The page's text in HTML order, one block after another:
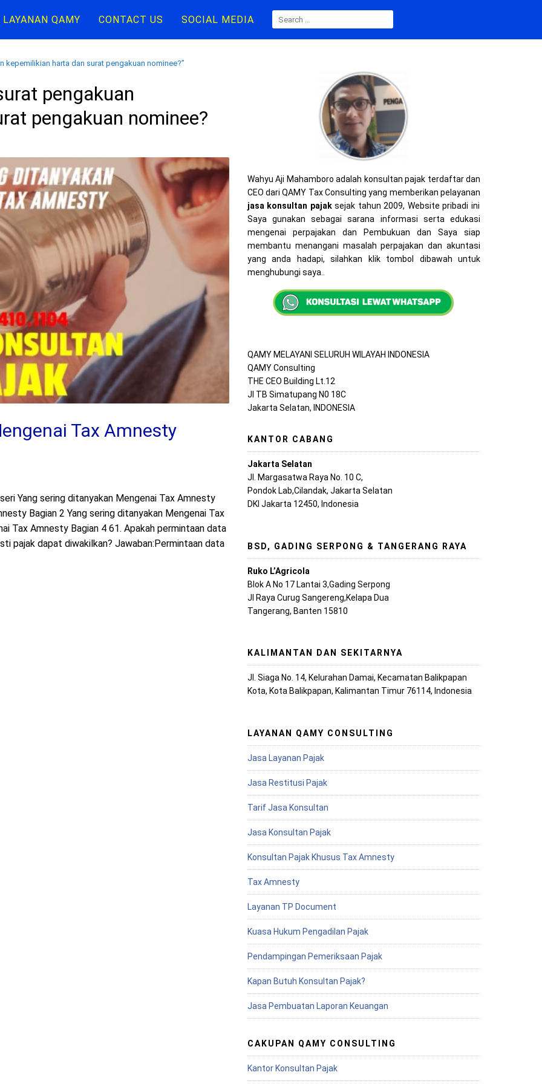
LAYANAN QAMY CONTACT US SOCIAL MEDIA
E
A
F
O
R
:
harta dan surat pengakuan nominee?”
pengakuan
pengakuan nominee?
Tax Amnesty
Yang sering ditanyakan Mengenai Tax Amnesty
Bagian 2 Yang sering ditanyakan Mengenai Tax
Tax Amnesty Bagian 4 61. Apakah permintaan data
pajak dapat diwakilkan? Jawaban:Permintaan data
Wahyu Aji Mahamboro adalah konsultan pajak terdaftar dan
CEO dari QAMY Tax Consulting yang memberikan pelayanan
jasa konsultan pajaksejak tahun 2009, Website pribadi ini
Saya gunakan sebagai sarana informasi serta edukasi
mengenai perpajakan dan Pembukuan dan Saya siap
membantu menangani masalah perpajakan dan akuntasi
yang anda hadapi, silahkan klik tombol dibawah untuk
menghubungi saya..
QAMY MELAYANI SELURUH WILAYAH INDONESIA
QAMY Consulting
THE CEO Building Lt.12
Jl TB Simatupang N0 18C
Jakarta Selatan, INDONESIA
KANTOR CABANG
Jakarta Selatan
Jl. Margasatwa Raya No. 10 C,
Pondok Lab,Cilandak, Jakarta Selatan
DKI Jakarta 12450, Indonesia
BSD, GADING SERPONG & TANGERANG RAYA
Ruko L’Agricola
Blok A No 17 Lantai 3,Gading Serpong
Jl Raya Curug Sangereng,Kelapa Dua
Tangerang, Banten 15810
KALIMANTAN DAN SEKITARNYA
Jl. Siaga No. 14, Kelurahan Damai, Kecamatan Balikpapan
Kota, Kota Balikpapan, Kalimantan Timur 76114, Indonesia
LAYANAN QAMY CONSULTING
Jasa Layanan Pajak
Jasa Restitusi Pajak
Tarif Jasa Konsultan
Jasa Konsultan Pajak
Konsultan Pajak Khusus Tax Amnesty
Tax Amnesty
Layanan TP Document
Kuasa Hukum Pengadilan Pajak
Pendampingan Pemeriksaan Pajak
Kapan Butuh Konsultan Pajak?
Jasa Pembuatan Laporan Keuangan
CAKUPAN QAMY CONSULTING
Kantor Konsultan Pajak